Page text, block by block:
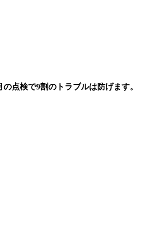
の点検で9割のトラブルは防げます。